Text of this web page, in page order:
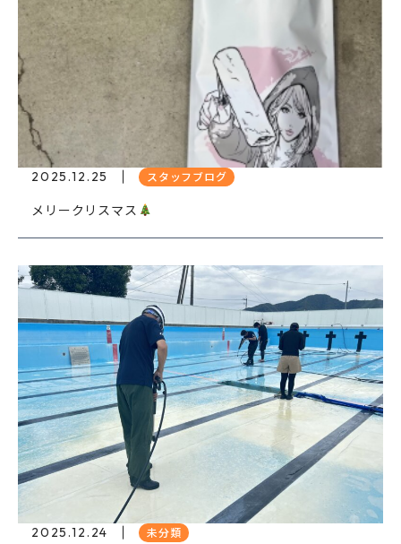
2025.12.25 スタッフブログ
メリークリスマス
2025.12.24 未分類